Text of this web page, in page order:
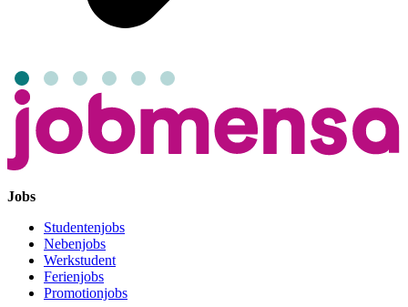
Jobs
Studentenjobs
Nebenjobs
Werkstudent
Ferienjobs
Promotionjobs